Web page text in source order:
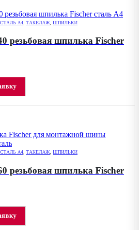
СТАЛЬ А4 ТАКЕЛАЖ ШПИЛЬКИ
резьбовая шпилька Fischer
СТАЛЬ А4 ТАКЕЛАЖ ШПИЛЬКИ
резьбовая шпилька Fischer